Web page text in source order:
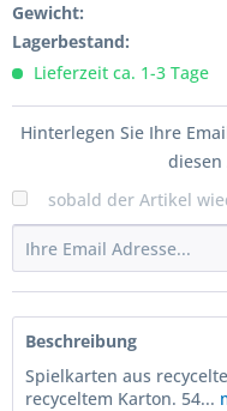
Gewicht:
Lagerbestand:
Lieferzeit ca. 1-3 Tage
Hinterlegen Sie Ihre
sobald der Artikel
Beschreibung
Spielkarten aus
recyceltem Karton. 54...